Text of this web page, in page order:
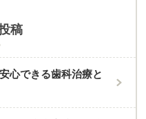
稿
心できる歯科治療と